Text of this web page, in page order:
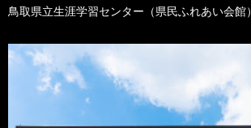
鳥取県立生涯学習センター（県民ふれあい会館）